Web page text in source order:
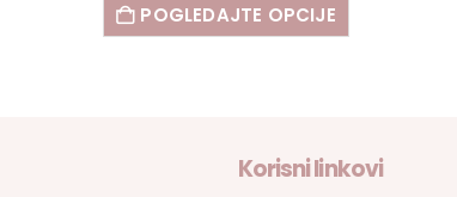
POGLEDAJTE OPCIJE
Korisni linkovi